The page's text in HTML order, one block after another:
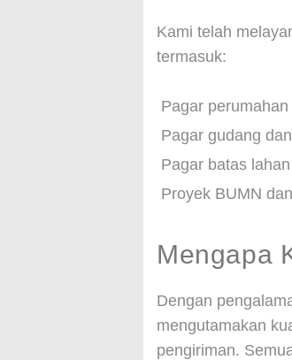
Kami telah
termasuk:
Pagar
Pagar gudang
Pagar batas
Proyek BUMN
Mengapa
Dengan
mengutamakan
pengiriman.